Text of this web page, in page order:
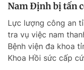
Nam Định bị tấn
Lực lượng công an
tra vụ việc nam
Bệnh viện đa khoa
Khoa Hồi sức cấp